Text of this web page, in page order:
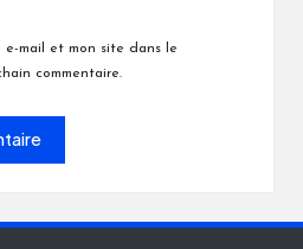
e-mail et mon site dans le
commentaire.